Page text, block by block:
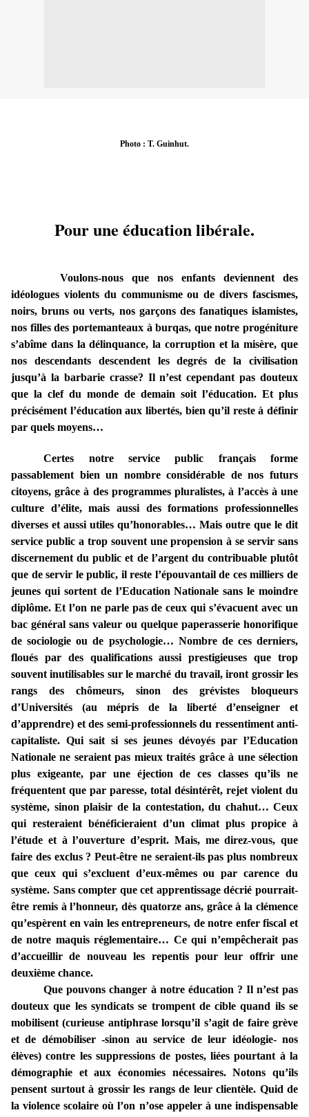
Photo : T. Guinhut.
Pour une éducation libérale.
Voulons-nous que nos enfants deviennent des
idéologues violents du communisme ou de divers fascismes,
noirs, bruns ou verts, nos garçons des fanatiques islamistes,
nos filles des portemanteaux à burqas, que notre progéniture
s’abîme dans la délinquance, la corruption et la misère, que
nos descendants descendent les degrés de la civilisation
jusqu’à la barbarie crasse? Il n’est cependant pas douteux
que la clef du monde de demain soit l’éducation. Et plus
précisément l’éducation aux libertés, bien qu’il reste à définir
par quels moyens…
Certes notre service public français forme
passablement bien un nombre considérable de nos futurs
citoyens, grâce à des programmes pluralistes, à l’accès à une
culture d’élite, mais aussi des formations professionnelles
diverses et aussi utiles qu’honorables… Mais outre que le dit
service public a trop souvent une propension à se servir sans
discernement du public et de l’argent du contribuable plutôt
que de servir le public, il reste l’épouvantail de ces milliers de
jeunes qui sortent de l’Education Nationale sans le moindre
diplôme. Et l’on ne parle pas de ceux qui s’évacuent avec un
bac général sans valeur ou quelque paperasserie honorifique
de sociologie ou de psychologie… Nombre de ces derniers,
floués par des qualifications aussi prestigieuses que trop
souvent inutilisables sur le marché du travail, iront grossir les
rangs des chômeurs, sinon des grévistes bloqueurs
d’Universités (au mépris de la liberté d’enseigner et
d’apprendre) et des semi-professionnels du ressentiment anti-
capitaliste. Qui sait si ses jeunes dévoyés par l’Education
Nationale ne seraient pas mieux traités grâce à une sélection
plus exigeante, par une éjection de ces classes qu’ils ne
fréquentent que par paresse, total désintérêt, rejet violent du
système, sinon plaisir de la contestation, du chahut… Ceux
qui resteraient bénéficieraient d’un climat plus propice à
l’étude et à l’ouverture d’esprit. Mais, me direz-vous, que
faire des exclus ? Peut-être ne seraient-ils pas plus nombreux
que ceux qui s’excluent d’eux-mêmes ou par carence du
système. Sans compter que cet apprentissage décrié pourrait-
être remis à l’honneur, dès quatorze ans, grâce à la clémence
qu’espèrent en vain les entrepreneurs, de notre enfer fiscal et
de notre maquis réglementaire… Ce qui n’empêcherait pas
d’accueillir de nouveau les repentis pour leur offrir une
deuxième chance.
Que pouvons changer à notre éducation ? Il n’est pas
douteux que les syndicats se trompent de cible quand ils se
mobilisent (curieuse antiphrase lorsqu’il s’agit de faire grève
et de démobiliser -sinon au service de leur idéologie- nos
élèves) contre les suppressions de postes, liées pourtant à la
démographie et aux économies nécessaires. Notons qu’ils
pensent surtout à grossir les rangs de leur clientèle. Quid de
la violence scolaire où l’on n’ose appeler à une indispensable